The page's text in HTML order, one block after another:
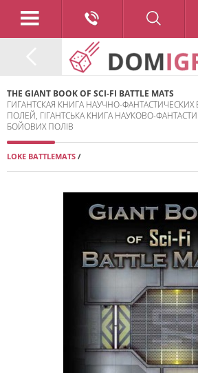
THE GIANT BOOK OF SCI-FI BATTLE MATS
ГИГАНТСКАЯ КНИГА НАУЧНО-ФАНТАСТИЧЕСКИХ
ПОЛЕЙ, ГІГАНТСЬКА КНИГА НАУКОВО-
БОЙОВИХ ПОЛІВ
LOKE BATTLEMATS /
2022